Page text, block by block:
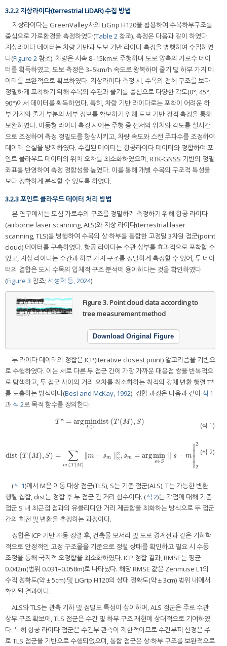
3.2.2 지상라이다(terrestrial LiDAR) 수집 방법
지상라이다는 GreenValley사의 LiGrip H120을 활용하여 수목하부구조를
중심으로 가로환경을 측정하였다(Table 2 참조). 측정은 다음과 같이 하였다.
지상라이다 데이터는 차량 기반과 도보 기반 라이다 측정을 병행하여 수집하였
다(Figure 2 참조). 차량은 시속 8–15km로 주행하며 도로 양측의 가로수 데이
터를 획득하였고, 도보 측정은 3–5km/h 속도로 왕복하며 줄기 및 하부 가지 데
이터를 보완적으로 확보하였다. 지상라이다 측정 시, 수목의 전체 구조를 보다
정밀하게 포착하기 위해 수목의 수관과 줄기를 중심으로 다양한 각도(0°, 45°,
90°)에서 데이터를 획득하였다. 특히, 차량 기반 라이다로는 포착이 어려운 하
부 가지와 줄기 부분의 세부 정보를 확보하기 위해 도보 기반 정적 측정을 통해
보완하였다. 이동형 라이다 측정 시에는 주행 중 센서의 위치와 각도를 실시간
으로 조정하여 측정 정밀도를 향상시키고, 차량 속도와 스캔 주파수를 조정하여
데이터 손실을 방지하였다. 수집된 데이터는 항공라이다 데이터와 정합하여 포
인트 클라우드 데이터의 위치 오차를 최소화하였으며, RTK-GNSS 기반의 정밀
좌표를 반영하여 측정 정합성을 높였다. 이를 통해 개별 수목의 구조적 특성을
보다 정확하게 분석할 수 있도록 하였다.
3.2.3 포인트 클라우드 데이터 처리 방법
본 연구에서는 도심 가로수의 구조를 정밀하게 측정하기 위해 항공 라이다
(airborne laser scanning, ALS)와 지상 라이다(terrestrial laser
scanning, TLS)를 병행하여 수목의 상·하부를 통합한 고정밀 3차원 점군(point
cloud) 데이터를 구축하였다. 항공 라이다는 수관 상부를 효과적으로 포착할 수
있고, 지상 라이다는 수간과 하부 가지 구조를 정밀하게 측정할 수 있어, 두 데이
터의 결합은 도시 수목의 입체적 구조 분석에 용이하다는 것을 확인하였다
(Figure 3 참조; 서성혁 등, 2024).
Figure 3.Point cloud data according to
tree measurement method
Download Original Figure
두 라이다 데이터의 정합은 ICP(iterative closest point) 알고리즘을 기반으
로 수행하였다. 이는 서로 다른 두 점군 간에 가장 가까운 대응점 쌍을 반복적으
로 탐색하고, 두 점군 사이의 거리 오차를 최소화하는 최적의 강체 변환 행렬 T*
를 도출하는 방식이다(Besl and McKay, 1992). 정합 과정은 다음과 같이 식 1
과 식 2로 목적 함수를 정의한다:
T* = argmin
T∈τ
dist (T ( M), S)
T* =argminT∈τdistTM,S (식 1)
dist (T (M), S) = ∑
m∈T(M)
m − sm ∥2
2 , sm = argmin
s∈S
s − m
∥
∥
∥
∥
2
2
distTM,S=∑m∈ M∥ m sm ∥22,s m=argmin s∈S∥s− ∥ 22
(식 2)
(식 1)에서 M은 이동 대상 점군(TLS), S는 기준 점군(ALS), T는 가능한 변환
행렬 집합, dist는 정합 후 두 점군 간 거리 함수이다. (식 2)는 각점에 대해 기준
점군 S 내 최근접 점과의 유클리디안 거리 제곱합을 최화하는 방식으로 두 점군
간의 회전 및 변환을 추정하는 과정이다.
정합은 ICP 기반 자동 정렬 후, 건축물 모서리 및 도로 경계선과 같은 기하학
적으로 안정적인 고정 구조물을 기준으로 정렬 상태를 확인하고 필요 시 수동
조정을 통해 국지적 오정합을 최소화하였다. ICP 정합 결과, RMSE는 평균
0.042m(범위 0.031–0.058m)로 나타났다. 해당 RMSE 값은 Zenmuse L1의
수직 정확도(약 ± 5cm) 및 LiGrip H120의 상대 정확도(약 ± 3cm) 범위 내에서
확인된 결과이다.
ALS와 TLS는 관측 기하 및 점밀도 특성이 상이하며, ALS 점군은 주로 수관
상부 구조 확보에, TLS 점군은 수간 및 하부 구조 재현에 상대적으로 기여하였
다. 특히 항공 라이다 점군은 수간부 관측이 제한적이므로 수간부피 산정은 주
로 TLS 점군을 기반으로 수행되었으며, 통합 점군은 상·하부 구조를 보완적으로